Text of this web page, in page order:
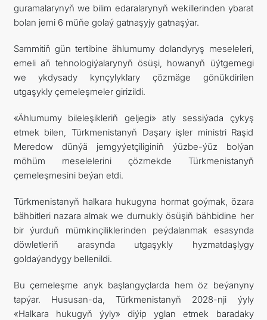
guramalarynyň we bilim edaralarynyň wekillerinden ybarat
bolan jemi 6 müňe golaý gatnaşyjy gatnaşýar.
Sammitiň gün tertibine ählumumy dolandyryş meseleleri,
emeli aň tehnologiýalarynyň ösüşi, howanyň üýtgemegi
we ykdysady kynçylyklary çözmäge gönükdirilen
utgaşykly çemeleşmeler girizildi.
«Ählumumy bileleşikleriň geljegi» atly sessiýada çykyş
etmek bilen, Türkmenistanyň Daşary işler ministri Raşid
Meredow dünýä jemgyýetçiliginiň ýüzbe-ýüz bolýan
möhüm meselelerini çözmekde Türkmenistanyň
çemeleşmesini beýan etdi.
Türkmenistanyň halkara hukugyna hormat goýmak, özara
bähbitleri nazara almak we durnukly ösüşiň bähbidine her
bir ýurduň mümkinçiliklerinden peýdalanmak esasynda
döwletleriň arasynda utgaşykly hyzmatdaşlygy
goldaýandygy bellenildi.
Bu çemeleşme anyk başlangyçlarda hem öz beýanyny
tapýar. Hususan-da, Türkmenistanyň 2028-nji ýyly
«Halkara hukugyň ýyly» diýip yglan etmek baradaky